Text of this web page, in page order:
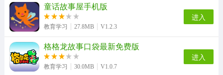
童话故事屋手机版
教育学习 27.8MB V1.2.3
进入
格格龙故事口袋最新免费版
教育学习 30.0MB V1.0.7
进入